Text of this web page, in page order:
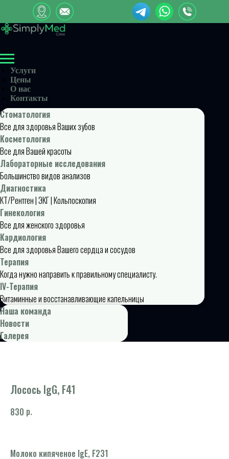
Услуги
Цены
О нас
Контакты
Стоматология
Все для здоровья Ваших зубов
Косметология
Все для Вашей красоты
Лабораторные исследования
Большинство видов анализов
Диагностика
КТ/Рентген | ЭКГ | Кольпоскопия
Гинекология
Все для женского здоровья
Кардиология
Все для здоровья Вашего сердца и сосудов
Терапия
Когда нужно направить к правильному специалисту.
IV-Терапия
Витаминные и восстанавливающие капельницы
Наша команда
Новости
Галерея
Лосось IgG, F41
830 р.
Молоко кипяченое IgE, F231